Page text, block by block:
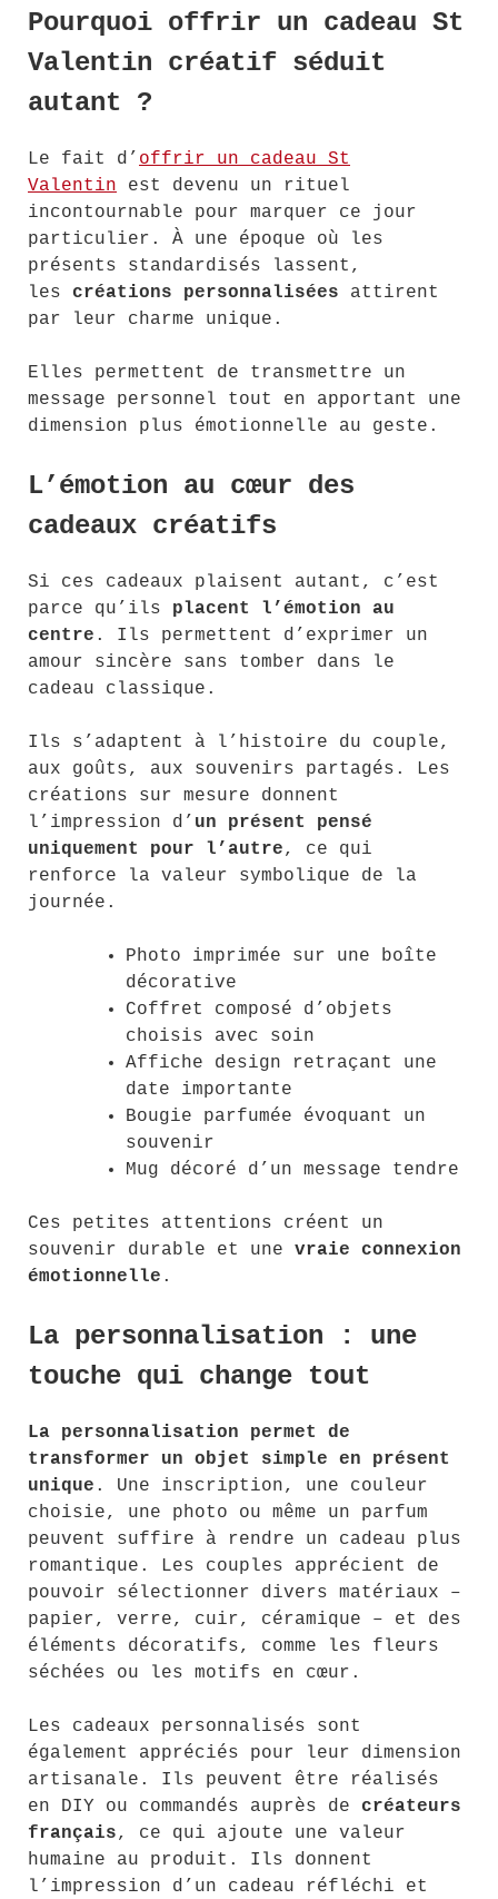
Pourquoi offrir un cadeau St
Valentin créatif séduit
autant ?
Le fait d’ offrir un cadeau St
Valentin est devenu un rituel
incontournable pour marquer ce jour
particulier. À une époque où les
présents standardisés lassent,
les créations personnalisées attirent
par leur charme unique.
Elles permettent de transmettre un
message personnel tout en apportant une
dimension plus émotionnelle au geste.
L’émotion au cœur des
cadeaux créatifs
Si ces cadeaux plaisent autant, c’est
parce qu’ils placent l’émotion au
centre . Ils permettent d’exprimer un
amour sincère sans tomber dans le
cadeau classique.
Ils s’adaptent à l’histoire du couple,
aux goûts, aux souvenirs partagés. Les
créations sur mesure donnent
l’impression d’ un présent pensé
uniquement pour l’autre, ce qui
renforce la valeur symbolique de la
journée.
Photo imprimée sur une boîte
décorative
Coffret composé d’objets
choisis avec soin
Affiche design retraçant une
date importante
Bougie parfumée évoquant un
souvenir
Mug décoré d’un message tendre
Ces petites attentions créent un
souvenir durable et une vraie connexion
émotionnelle .
La personnalisation : une
touche qui change tout
La personnalisation permet de
transformer un objet simple en présent
unique . Une inscription, une couleur
choisie, une photo ou même un parfum
peuvent suffire à rendre un cadeau plus
romantique. Les couples apprécient de
pouvoir sélectionner divers matériaux –
papier, verre, cuir, céramique – et des
éléments décoratifs, comme les fleurs
séchées ou les motifs en cœur.
Les cadeaux personnalisés sont
également appréciés pour leur dimension
artisanale. Ils peuvent être réalisés
en DIY ou commandés auprès de créateurs
français, ce qui ajoute une valeur
humaine au produit. Ils donnent
l’impression d’un cadeau réfléchi et